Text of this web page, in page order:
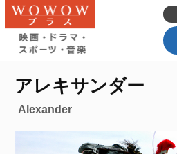
アレキサンダー
Alexander